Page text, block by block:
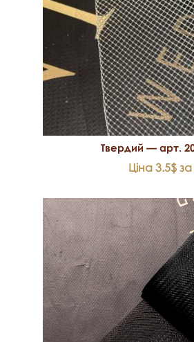
Твердий — арт.
Ціна 3.5$